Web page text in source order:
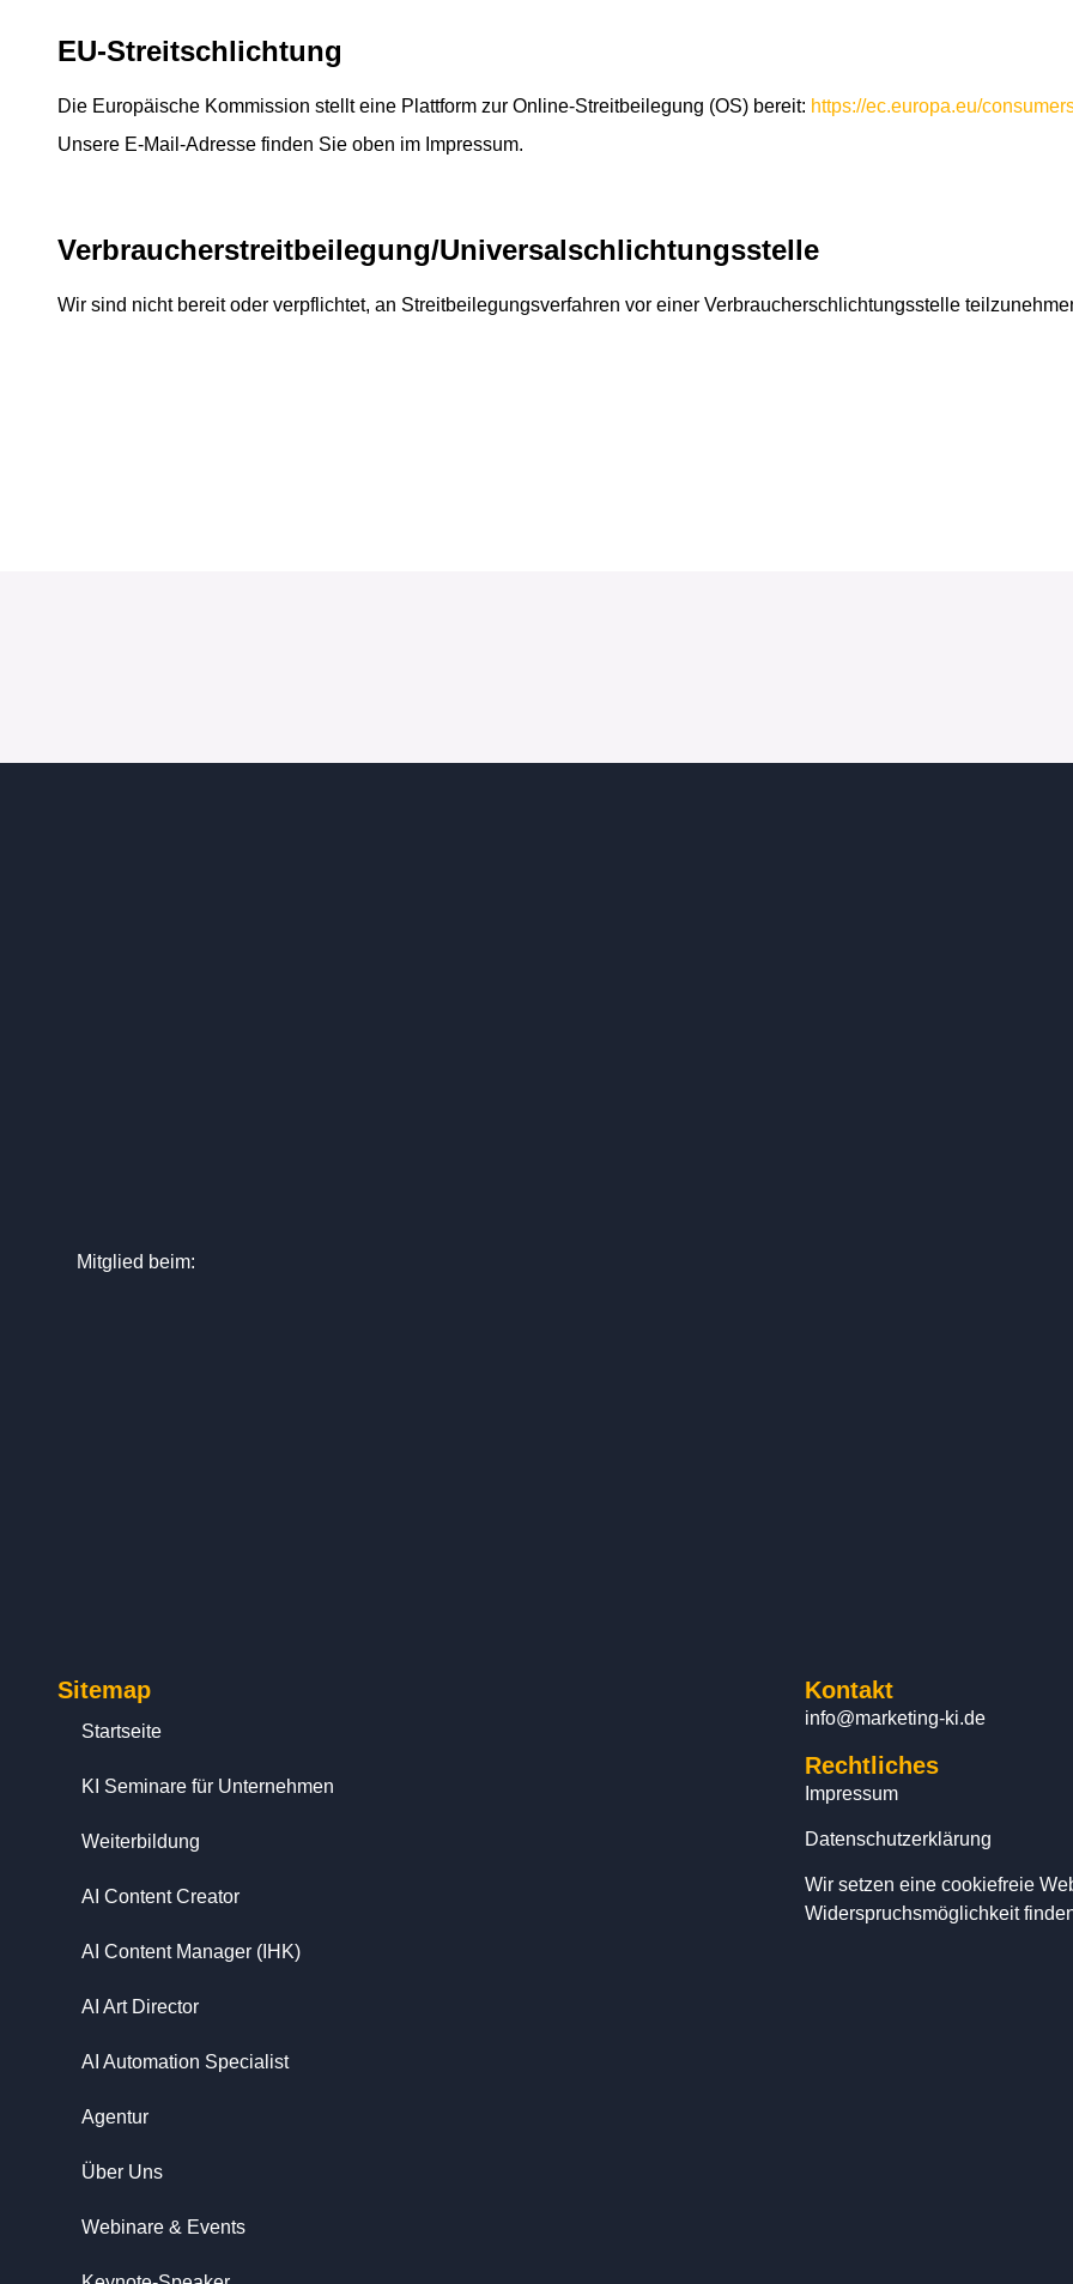
EU-Streitschlichtung
Die Europäische Kommission stellt eine Plattform zur Online-Streitbeilegung (OS) bereit: https://ec.europa.eu/
Unsere E-Mail-Adresse finden Sie oben im Impressum.
Verbraucher­streit­beilegung/Universal­schlichtungs­stelle
Wir sind nicht bereit oder verpflichtet, an Streitbeilegungsverfahren vor einer Verbraucherschlichtungsstelle
Mitglied beim:
Sitemap
Startseite
KI Seminare für Unternehmen
Weiterbildung
AI Content Creator
AI Content Manager (IHK)
AI Art Director
AI Automation Specialist
Agentur
Über Uns
Webinare & Events
Kontakt
info@marketing-ki.de
Rechtliches
Impressum
Datenschutzerklärung
Wir setzen eine cookiefreie
Widerspruchsmöglichkeit